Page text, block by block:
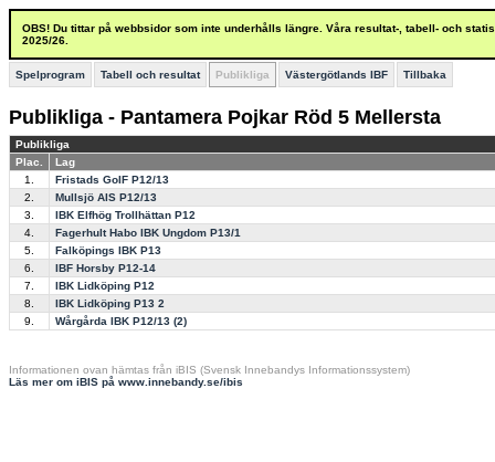
OBS! Du tittar på webbsidor som inte underhålls längre. Våra resultat-, tabell- och
2025/26.
Spelprogram Tabell och resultat Publikliga Västergötlands IBF Tillbaka
Publikliga - Pantamera Pojkar Röd 5 Mellersta
Publikliga
Plac.
Lag
1.
Fristads GoIF P12/13
2.
Mullsjö AIS P12/13
3.
IBK Elfhög Trollhättan P12
4.
Fagerhult Habo IBK Ungdom P13/1
5.
Falköpings IBK P13
6.
IBF Horsby P12-14
7.
IBK Lidköping P12
8.
IBK Lidköping P13 2
9.
Wårgårda IBK P12/13 (2)
Informationen ovan hämtas från iBIS (Svensk Innebandys Informationssystem)
Läs mer om iBIS på www.innebandy.se/ibis